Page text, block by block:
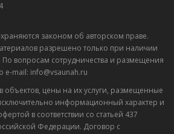
законом об авторском праве.
разрешено только при наличии
По вопросам сотрудничества и размещения
mail: info@vsaunah.ru
объектов, цены на их услуги, размещенные
информационный характер и
в соответствии со статьей 437
Федерации. Договор с